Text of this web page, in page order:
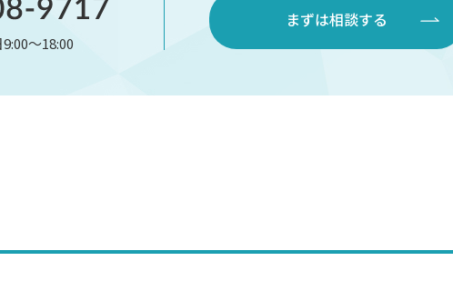
〜18:00
まずは相談する